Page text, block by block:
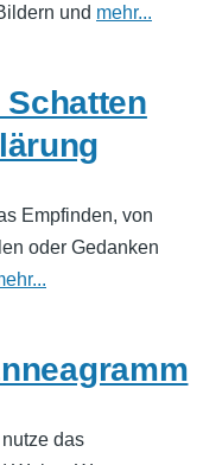
und mehr...
Empfinden, von
oder Gedanken
das